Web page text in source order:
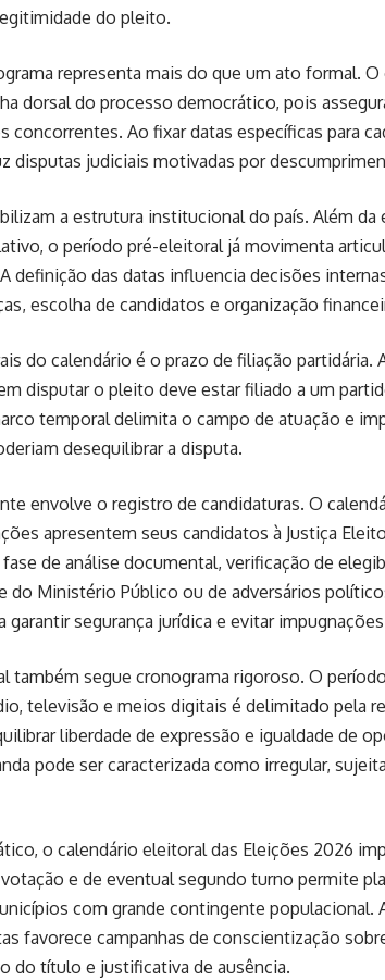
do pleito.
representa mais do que um ato formal.
dorsal do processo democrático, pois
concorrentes. Ao fixar datas específicas para
disputas judiciais motivadas por
a estrutura institucional do país. Além da
o período pré-eleitoral já movimenta
definição das datas influencia decisões
escolha de candidatos e organização
do calendário é o prazo de filiação partidária.
disputar o pleito deve estar filiado a um
temporal delimita o campo de atuação e
desequilibrar a disputa.
envolve o registro de candidaturas. O
apresentem seus candidatos à Justiça
de análise documental, verificação de
do Ministério Público ou de adversários
garantir segurança jurídica e evitar
também segue cronograma rigoroso. O
televisão e meios digitais é delimitado pela
liberdade de expressão e igualdade de
pode ser caracterizada como irregular,
o calendário eleitoral das Eleições 2026
e de eventual segundo turno permite
com grande contingente populacional.
favorece campanhas de conscientização
do título e justificativa de ausência.